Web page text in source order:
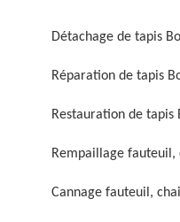
Réparation de fauteuil,
chaise et siège 59
Détachage de tapis
Réparation de tapis
Restauration de tapis
Rempaillage fauteuil,
Cannage fauteuil,